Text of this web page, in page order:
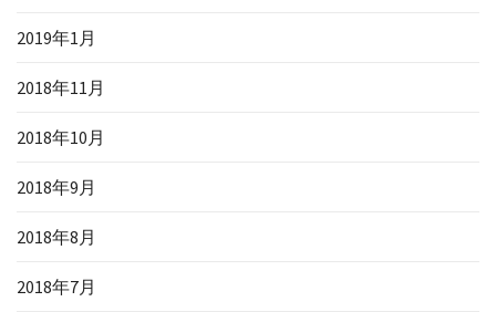
2019年1月
2018年11月
2018年10月
2018年9月
2018年8月
2018年7月